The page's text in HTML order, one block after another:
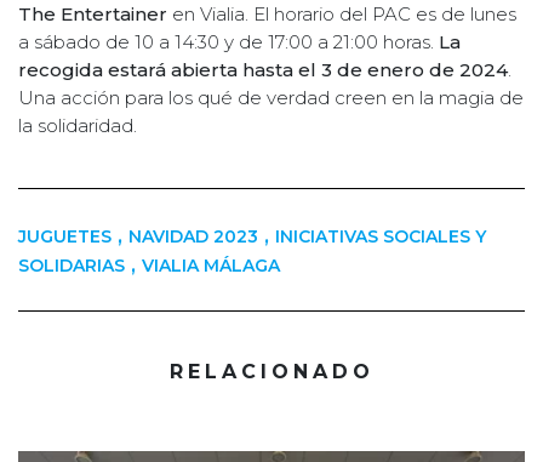
The Entertainer en Vialia. El horario del PAC es de lunes
a sábado de 10 a 14:30 y de 17:00 a 21:00 horas. La
recogida estará abierta hasta el 3 de enero de 2024.
Una acción para los qué de verdad creen en la magia de
la solidaridad.
JUGUETES , NAVIDAD 2023 , INICIATIVAS SOCIALES Y
SOLIDARIAS , VIALIA MÁLAGA
RELACIONADO